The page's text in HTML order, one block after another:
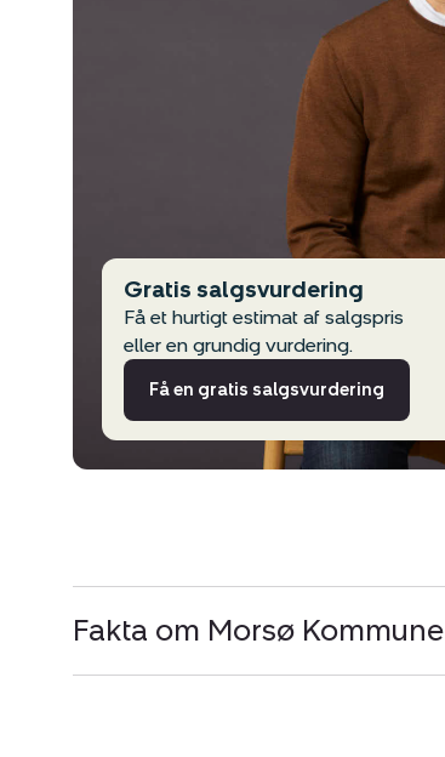
Gratis salgsvurdering
Få et hurtigt estimat af salgspris
eller en grundig vurdering.
Få en gratis salgsvurdering
Fakta om Morsø Kommune